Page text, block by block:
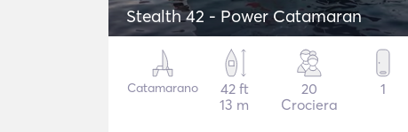
Stealth 42 - Power Catamaran
Catamarano
42 ft
13 m
20
Crociera
1